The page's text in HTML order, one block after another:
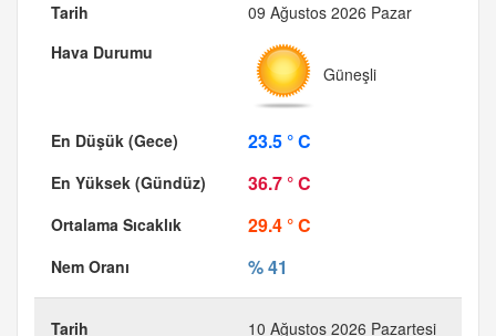
09 Ağustos 2026 Pazar
Güneşli
23.5 ° C
36.7 ° C
29.4 ° C
% 41
10 Ağustos 2026 Pazartesi